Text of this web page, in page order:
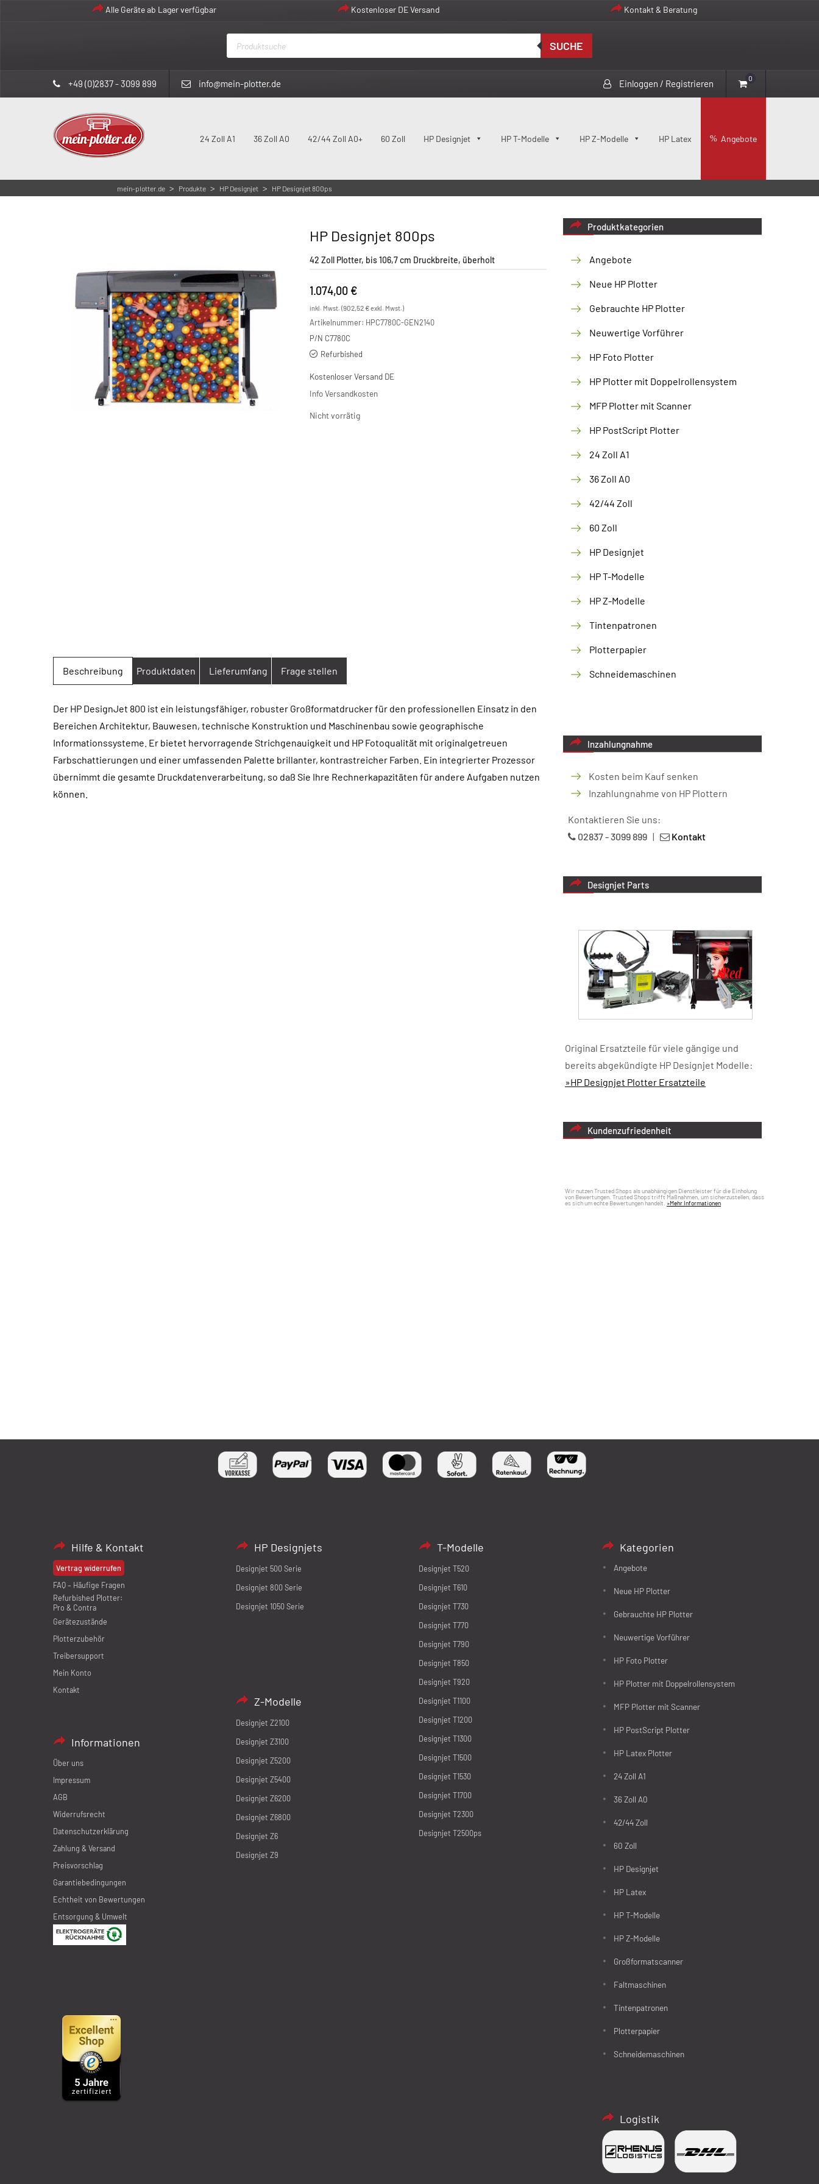
Alle Geräte ab Lager verfügbar Kostenloser DE Versand Kontakt & Beratung
Products
search
SUCHE
+49 (0)2837 - 3099 899 info@mein-plotter.de Einloggen / Registrieren 0
24 Zoll A1 36 Zoll A0 42/44 Zoll A0+ 60 Zoll HP Designjet HP T-Modelle HP Z-Modelle HP Latex Angebote
mein-plotter.de > Produkte > HP Designjet > HP Designjet 800ps
HP Designjet 800ps
42 Zoll Plotter, bis 106,7 cm Druckbreite, überholt
1.074,00 €
inkl. Mwst. (902,52€exkl. Mwst.)
Artikelnummer: HPC7780C-GEN2140
P/N C7780C
Refurbished
Kostenloser Versand DE
Info Versandkosten
Nicht vorrätig
Beschreibung Produktdaten Lieferumfang Frage stellen
Der HP DesignJet 800 ist ein leistungsfähiger, robuster Großformatdrucker für den professionellen Einsatz in den
Bereichen Architektur, Bauwesen, technische Konstruktion und Maschinenbau sowie geographische
Informationssysteme. Er bietet hervorragende Strichgenauigkeit und HP Fotoqualität mit originalgetreuen
Farbschattierungen und einer umfassenden Palette brillanter, kontrastreicher Farben. Ein integrierter Prozessor
übernimmt die gesamte Druckdatenverarbeitung, so daß Sie Ihre Rechnerkapazitäten für andere Aufgaben nutzen
können.
Produktkategorien
Angebote
Neue HP Plotter
Gebrauchte HP Plotter
Neuwertige Vorführer
HP Foto Plotter
HP Plotter mit Doppelrollensystem
MFP Plotter mit Scanner
HP PostScript Plotter
24 Zoll A1
36 Zoll A0
42/44 Zoll
60 Zoll
HP Designjet
HP T-Modelle
HP Z-Modelle
Tintenpatronen
Plotterpapier
Schneidemaschinen
Inzahlungnahme
Kosten beim Kauf senken
Inzahlungnahme von HP Plottern
Kontaktieren Sie uns:
02837 - 3099 899 | Kontakt
Designjet Parts
Original Ersatzteile für viele gängige und
bereits abgekündigte HP Designjet Modelle:
»HP Designjet Plotter Ersatzteile
Kundenzufriedenheit
Wir nutzen Trusted Shops als unabhängigen Dienstleister für die Einholung
von Bewertungen. Trusted Shops trifft Maßnahmen, um sicherzustellen, dass
es sich um echte Bewertungen handelt. »Mehr Informationen
Hilfe & Kontakt
Vertrag widerrufen
FAQ – Häufige Fragen
Refurbished Plotter:
Pro & Contra
Gerätezustände
Plotterzubehör
Treibersupport
Mein Konto
Kontakt
Informationen
Über uns
Impressum
AGB
Widerrufsrecht
Datenschutzerklärung
Zahlung & Versand
Preisvorschlag
Garantiebedingungen
Echtheit von Bewertungen
Entsorgung & Umwelt
HP Designjets
Designjet 500 Serie
Designjet 800 Serie
Designjet 1050 Serie
Z-Modelle
Designjet Z2100
Designjet Z3100
Designjet Z5200
Designjet Z5400
Designjet Z6200
Designjet Z6800
Designjet Z6
Designjet Z9
T-Modelle
Designjet T520
Designjet T610
Designjet T730
Designjet T770
Designjet T790
Designjet T850
Designjet T920
Designjet T1100
Designjet T1200
Designjet T1300
Designjet T1500
Designjet T1530
Designjet T1700
Designjet T2300
Designjet T2500ps
Kategorien
Angebote
Neue HP Plotter
Gebrauchte HP Plotter
Neuwertige Vorführer
HP Foto Plotter
HP Plotter mit Doppelrollensystem
MFP Plotter mit Scanner
HP PostScript Plotter
HP Latex Plotter
24 Zoll A1
36 Zoll A0
42/44 Zoll
60 Zoll
HP Designjet
HP Latex
HP T-Modelle
HP Z-Modelle
Großformatscanner
Faltmaschinen
Tintenpatronen
Plotterpapier
Schneidemaschinen
Logistik